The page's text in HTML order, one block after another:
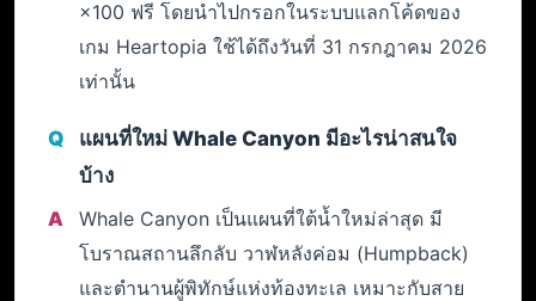
×100 ฟรี โดยนำไปกรอกในระบบแลกโค้ดของ
เกม Heartopia ใช้ได้ถึงวันที่ 31 กรกฎาคม 2026
เท่านั้น
แผนที่ใหม่ Whale Canyon มีอะไรน่าสนใจ
บ้าง
Whale Canyon เป็นแผนที่ใต้น้ำใหม่ล่าสุด มี
โบราณสถานลึกลับ วาฬหลังค่อม (Humpback)
และตำนานผู้พิทักษ์แห่งท้องทะเล เหมาะกับสาย